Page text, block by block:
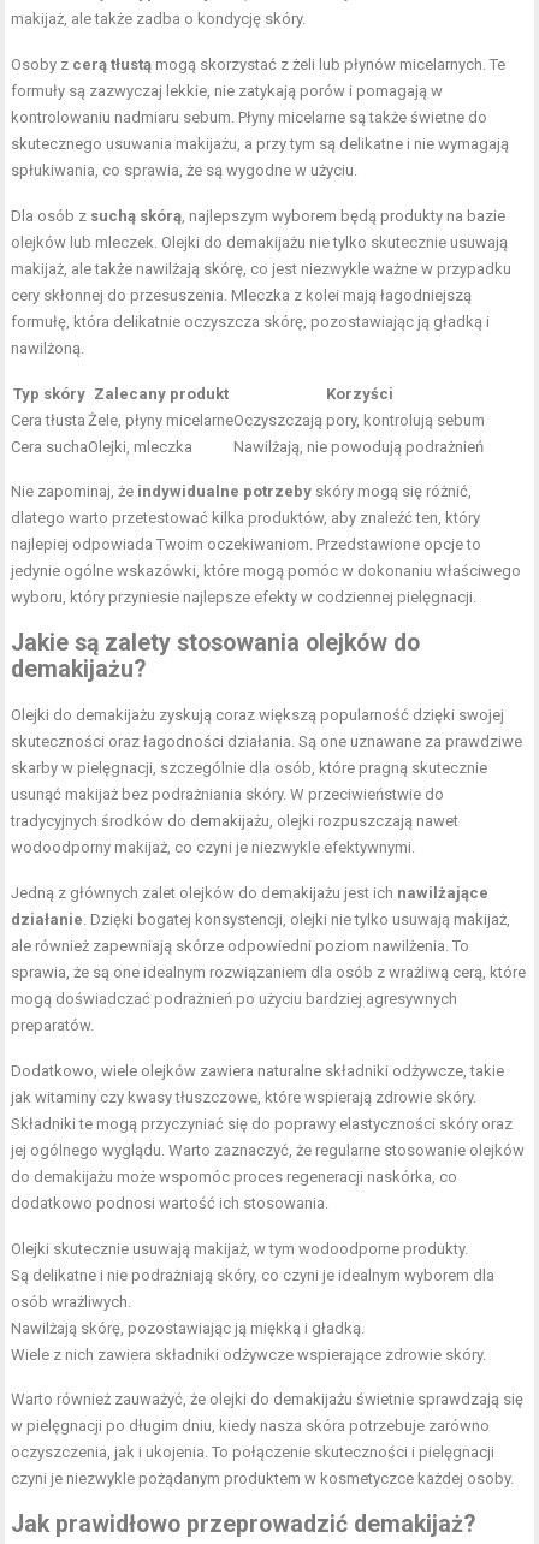
makijaż, ale także zadba o kondycję skóry.
Osoby z cerą tłustą mogą skorzystać z żeli lub płynów micelarnych. Te
formuły są zazwyczaj lekkie, nie zatykają porów i pomagają w
kontrolowaniu nadmiaru sebum. Płyny micelarne są także świetne do
skutecznego usuwania makijażu, a przy tym są delikatne i nie wymagają
spłukiwania, co sprawia, że są wygodne w użyciu.
Dla osób z suchą skórą , najlepszym wyborem będą produkty na bazie
olejków lub mleczek. Olejki do demakijażu nie tylko skutecznie usuwają
makijaż, ale także nawilżają skórę, co jest niezwykle ważne w przypadku
cery skłonnej do przesuszenia. Mleczka z kolei mają łagodniejszą
formułę, która delikatnie oczyszcza skórę, pozostawiając ją gładką i
nawilżoną.
Typ skóry Zalecany produkt
Korzyści
Cera tłusta Żele, płyny micelarneOczyszczają pory, kontrolują sebum
Cera suchaOlejki, mleczka Nawilżają, nie powodują podrażnień
Nie zapominaj, że indywidualne potrzeby skóry mogą się różnić,
dlatego warto przetestować kilka produktów, aby znaleźć ten, który
najlepiej odpowiada Twoim oczekiwaniom. Przedstawione opcje to
jedynie ogólne wskazówki, które mogą pomóc w dokonaniu właściwego
wyboru, który przyniesie najlepsze efekty w codziennej pielęgnacji.
Jakie są zalety stosowania olejków do
demakijażu?
Olejki do demakijażu zyskują coraz większą popularność dzięki swojej
skuteczności oraz łagodności działania. Są one uznawane za prawdziwe
skarby w pielęgnacji, szczególnie dla osób, które pragną skutecznie
usunąć makijaż bez podrażniania skóry. W przeciwieństwie do
tradycyjnych środków do demakijażu, olejki rozpuszczają nawet
wodoodporny makijaż, co czyni je niezwykle efektywnymi.
Jedną z głównych zalet olejków do demakijażu jest ich nawilżające
działanie . Dzięki bogatej konsystencji, olejki nie tylko usuwają makijaż,
ale również zapewniają skórze odpowiedni poziom nawilżenia. To
sprawia, że są one idealnym rozwiązaniem dla osób z wrażliwą cerą, które
mogą doświadczać podrażnień po użyciu bardziej agresywnych
preparatów.
Dodatkowo, wiele olejków zawiera naturalne składniki odżywcze, takie
jak witaminy czy kwasy tłuszczowe, które wspierają zdrowie skóry.
Składniki te mogą przyczyniać się do poprawy elastyczności skóry oraz
jej ogólnego wyglądu. Warto zaznaczyć, że regularne stosowanie olejków
do demakijażu może wspomóc proces regeneracji naskórka, co
dodatkowo podnosi wartość ich stosowania.
Olejki skutecznie usuwają makijaż, w tym wodoodporne produkty.
Są delikatne i nie podrażniają skóry, co czyni je idealnym wyborem dla
osób wrażliwych.
Nawilżają skórę, pozostawiając ją miękką i gładką.
Wiele z nich zawiera składniki odżywcze wspierające zdrowie skóry.
Warto również zauważyć, że olejki do demakijażu świetnie sprawdzają się
w pielęgnacji po długim dniu, kiedy nasza skóra potrzebuje zarówno
oczyszczenia, jak i ukojenia. To połączenie skuteczności i pielęgnacji
czyni je niezwykle pożądanym produktem w kosmetyczce każdej osoby.
Jak prawidłowo przeprowadzić demakijaż?